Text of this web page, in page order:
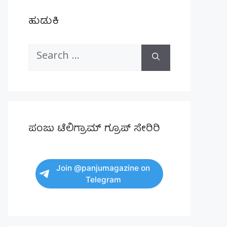
ಹುಡುಕಿ
Search
ಪಂಜು ಟೆಲಿಗ್ರಾಮ್ ಗ್ರೂಪ್ ಸೇರಿರಿ
Join @panjumagazine on
Telegram